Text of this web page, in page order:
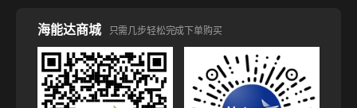
海能达商城 只需几步轻松完成下单购买